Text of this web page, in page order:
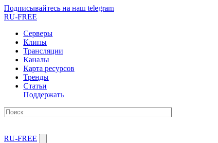
Подписывайтесь на наш telegram
RU-FREE
Серверы
Клипы
Трансляции
Каналы
Карта ресурсов
Тренды
Статьи
Поддержать
RU-FREE